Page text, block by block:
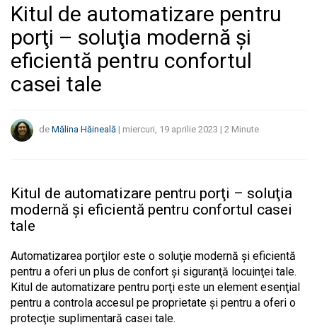
Kitul de automatizare pentru
porţi – soluţia modernă şi
eficientă pentru confortul
casei tale
de Mălina Hăineală | miercuri, 19 aprilie 2023 | 2 Minute
Kitul de automatizare pentru porţi – soluţia
modernă şi eficientă pentru confortul casei
tale
Automatizarea porţilor este o soluţie modernă şi eficientă
pentru a oferi un plus de confort şi siguranţă locuinţei tale.
Kitul de automatizare pentru porţi este un element esenţial
pentru a controla accesul pe proprietate şi pentru a oferi o
protecţie suplimentară casei tale.